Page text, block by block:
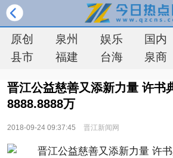
原创 泉州 娱乐 国内
县市
福建 台海 泉商
晋江公益慈善又添新力量 许书
8888.8888万
2018-09-24 09:37:45 晋江新闻网